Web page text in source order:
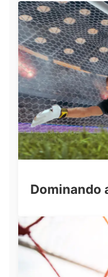
Dominando